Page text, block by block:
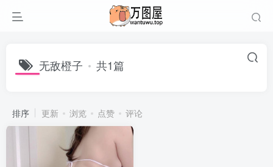
无敌橙子 共1篇
排序 更新 浏览 点赞 评论